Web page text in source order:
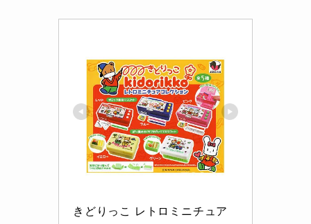
きどりっこ レトロミニチュア